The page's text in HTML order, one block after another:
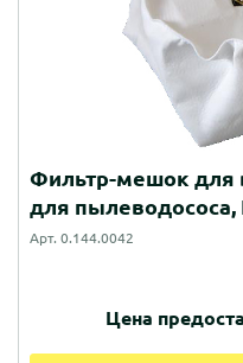
Фильтр-мешок для
для пылеводососа,
Арт. 0.144.0042
Цена